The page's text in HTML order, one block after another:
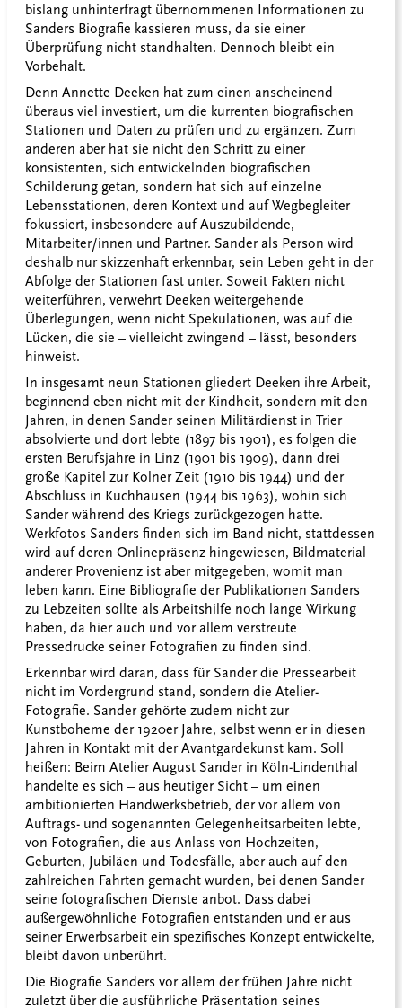
bislang unhinterfragt übernommenen Informationen zu
Sanders Biografie kassieren muss, da sie einer
Überprüfung nicht standhalten. Dennoch bleibt ein
Vorbehalt.
Denn Annette Deeken hat zum einen anscheinend
überaus viel investiert, um die kurrenten biografischen
Stationen und Daten zu prüfen und zu ergänzen. Zum
anderen aber hat sie nicht den Schritt zu einer
konsistenten, sich entwickelnden biografischen
Schilderung getan, sondern hat sich auf einzelne
Lebensstationen, deren Kontext und auf Wegbegleiter
fokussiert, insbesondere auf Auszubildende,
Mitarbeiter/innen und Partner. Sander als Person wird
deshalb nur skizzenhaft erkennbar, sein Leben geht in der
Abfolge der Stationen fast unter. Soweit Fakten nicht
weiterführen, verwehrt Deeken weitergehende
Überlegungen, wenn nicht Spekulationen, was auf die
Lücken, die sie – vielleicht zwingend – lässt, besonders
hinweist.
In insgesamt neun Stationen gliedert Deeken ihre Arbeit,
beginnend eben nicht mit der Kindheit, sondern mit den
Jahren, in denen Sander seinen Militärdienst in Trier
absolvierte und dort lebte (1897 bis 1901), es folgen die
ersten Berufsjahre in Linz (1901 bis 1909), dann drei
große Kapitel zur Kölner Zeit (1910 bis 1944) und der
Abschluss in Kuchhausen (1944 bis 1963), wohin sich
Sander während des Kriegs zurückgezogen hatte.
Werkfotos Sanders finden sich im Band nicht, stattdessen
wird auf deren Onlinepräsenz hingewiesen, Bildmaterial
anderer Provenienz ist aber mitgegeben, womit man
leben kann. Eine Bibliografie der Publikationen Sanders
zu Lebzeiten sollte als Arbeitshilfe noch lange Wirkung
haben, da hier auch und vor allem verstreute
Pressedrucke seiner Fotografien zu finden sind.
Erkennbar wird daran, dass für Sander die Pressearbeit
nicht im Vordergrund stand, sondern die Atelier-
Fotografie. Sander gehörte zudem nicht zur
Kunstboheme der 1920er Jahre, selbst wenn er in diesen
Jahren in Kontakt mit der Avantgardekunst kam. Soll
heißen: Beim Atelier August Sander in Köln-Lindenthal
handelte es sich – aus heutiger Sicht – um einen
ambitionierten Handwerksbetrieb, der vor allem von
Auftrags- und sogenannten Gelegenheitsarbeiten lebte,
von Fotografien, die aus Anlass von Hochzeiten,
Geburten, Jubiläen und Todesfälle, aber auch auf den
zahlreichen Fahrten gemacht wurden, bei denen Sander
seine fotografischen Dienste anbot. Dass dabei
außergewöhnliche Fotografien entstanden und er aus
seiner Erwerbsarbeit ein spezifisches Konzept entwickelte,
bleibt davon unberührt.
Die Biografie Sanders vor allem der frühen Jahre nicht
zuletzt über die ausführliche Präsentation seines